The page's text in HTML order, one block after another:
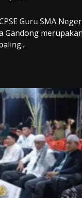
Guru SMA
Gandong